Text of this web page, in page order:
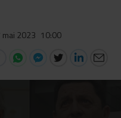
mai 2023 10:00